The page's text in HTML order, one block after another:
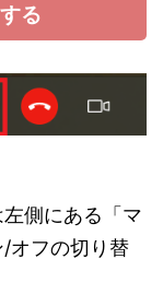
る
側にある「マ
オフの切り替